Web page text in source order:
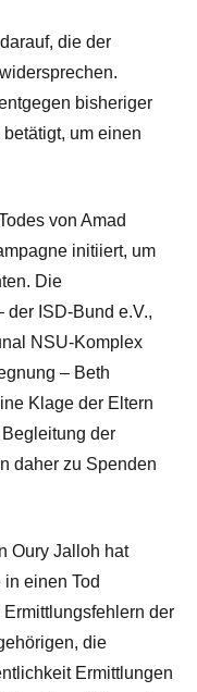
die der
bisheriger
um einen
von Amad
initiiert, um
Die
der ISD-Bund e.V.,
NSU-Komplex
– Beth
Klage der Eltern
der
daher zu Spenden
Oury Jalloh hat
einen Tod
der
die
Ermittlungen